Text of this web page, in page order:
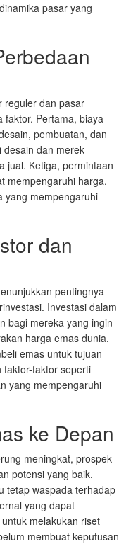
pasar yang
reguler dan pasar
faktor. Pertama, biaya
pembuatan, dan
desain dan merek
jual. Ketiga, permintaan
mempengaruhi harga.
yang mempengaruhi
dan
pentingnya
Investasi dalam
bagi mereka yang ingin
harga emas dunia.
emas untuk tujuan
faktor seperti
yang mempengaruhi
ke Depan
meningkat, prospek
potensi yang baik.
tetap waspada terhadap
yang dapat
melakukan riset
membuat keputusan